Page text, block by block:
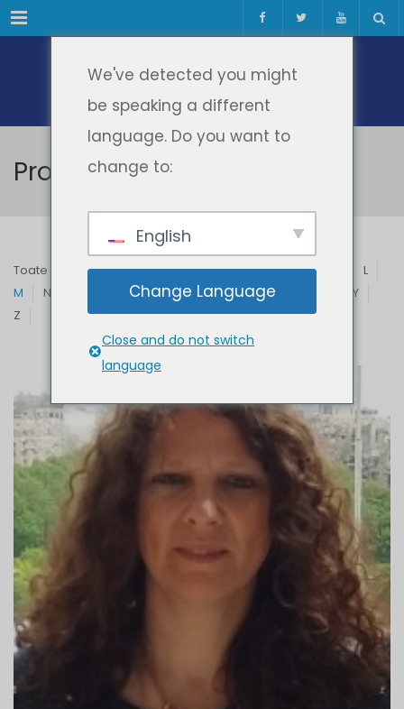
Meniul
Profesori & Invitați
Toate B C D E F G H I J
L
M
N Q R S T U V
Y
Z
We've detected you might
be speaking a different
language. Do you want to
change to:
English
Change Language
Close and do not switch
language